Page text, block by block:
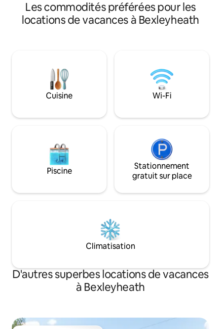
minutes du centre commercial
Bluewater. Profitez du parc central de
Dartford à 9 minutes à pied, avec une
frais supplémentaires. Un refuge
confortable avec des restaurants à
proximité. Pratique pour les voyageurs
en voiture avec accès facile aux routes
un mélange harmonieux de la tranquillité
uniquement
haute vitesse
idéales pour les
Les commodités préférées pour les
locations de vacances à Bexleyheath
Cuisine Wi-Fi
Piscine
Stationnement
gratuit sur place
Climatisation
D'autres superbes locations de vacances
à Bexleyheath